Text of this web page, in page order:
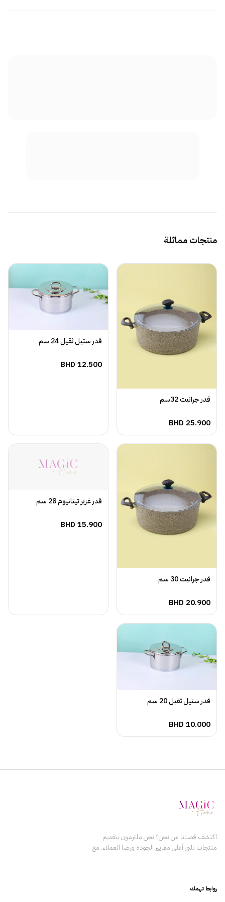
منتجات مماثلة
قدر جرانيت 32سم
BHD 25.900
قدر ستيل ثقيل 24 سم
BHD 12.500
قدر جرانيت 30 سم
BHD 20.900
قدر غزير تيتانيوم 28 سم
BHD 15.900
قدر ستيل ثقيل 20 سم
BHD 10.000
اكتشف قصتنا من نحن؟ نحن ملتزمون بتقديم
منتجات تلبي أعلى معايير الجودة ورضا العملاء. مع
روابط تهمك